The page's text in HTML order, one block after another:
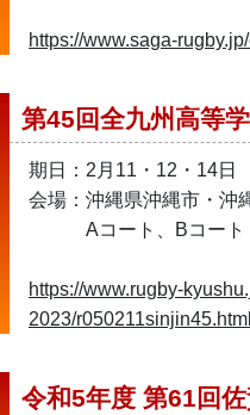
https://www.saga-
第45回全九州高等
期日：2月11・12・14日
会場：沖縄県沖縄市・沖
Aコート、Bコート
https://www.rugby-
2023/r050211sinjin45.html
令和5年度 第61回